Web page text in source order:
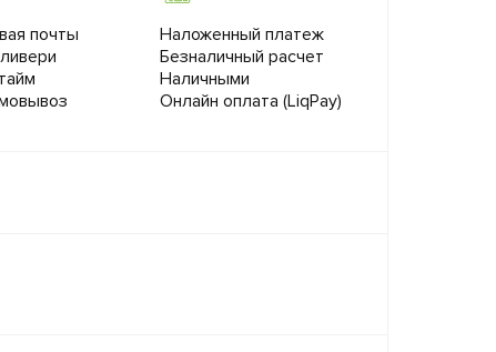
почты
Наложенный платеж
Безналичный расчет
Наличными
Онлайн оплата (LiqPay)